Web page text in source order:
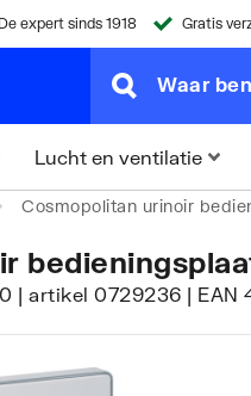
De expert sinds 1918 Gratis
Lucht en ventilatie
Cosmopolitan urinoir
artikel 0729236 | EAN